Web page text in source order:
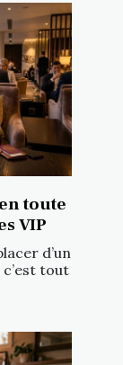
toute
VIP
d’un
c’est tout